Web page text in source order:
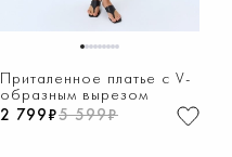
123456789
Приталенное платье с V-
образным вырезом
2 799₽5 599₽